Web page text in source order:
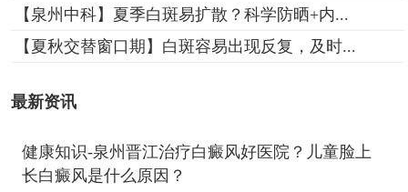
【泉州中科】夏季白斑易扩散？科学防晒+内...
【夏秋交替窗口期】白斑容易出现反复，及时...
最新资讯
健康知识-泉州晋江治疗白癜风好医院？儿童脸上
长白癜风是什么原因？